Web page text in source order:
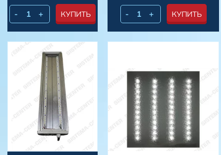
- + КУПИТЬ - + КУПИТЬ